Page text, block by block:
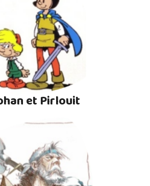
et Pirlouit